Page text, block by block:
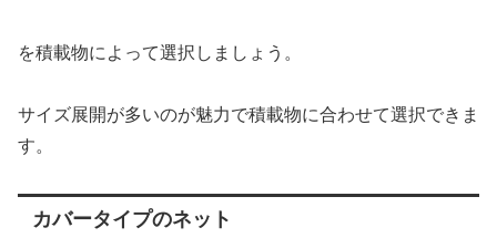
を積載物によって選択しましょう。
サイズ展開が多いのが魅力で積載物に合わせて選択できま
す。
カバータイプのネット